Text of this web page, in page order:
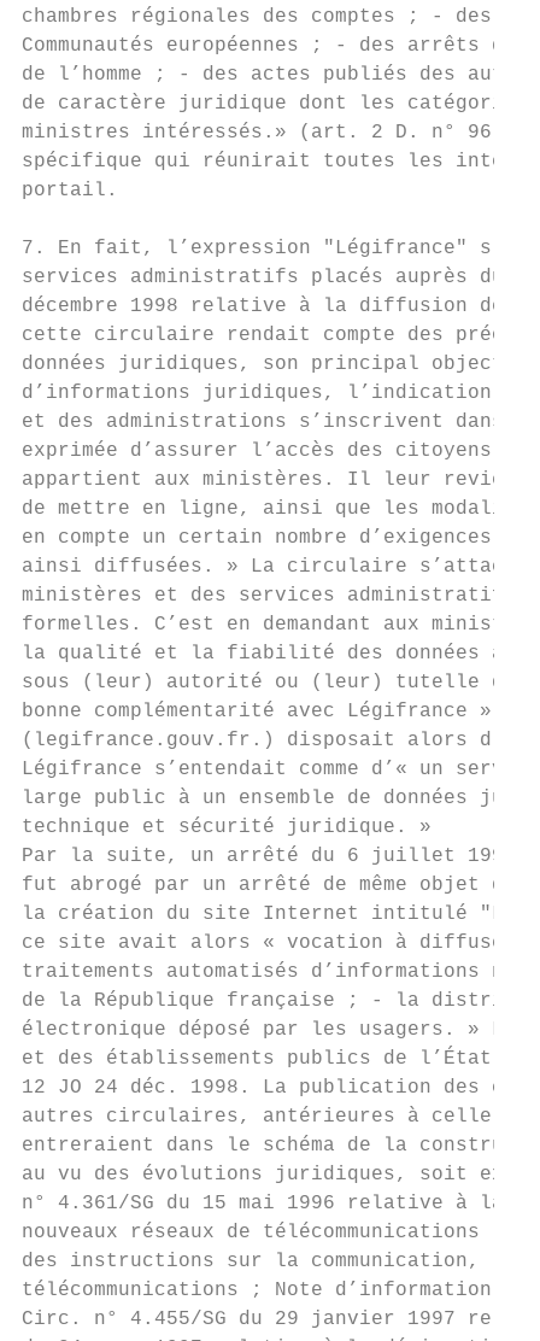
chambres régionales des comptes ; - des
Communautés européennes ; - des arrêts
de l’homme ; - des actes publiés des
de caractère juridique dont les
ministres intéressés.» (art. 2 D. n° 96-
spécifique qui réunirait toutes les
portail.
7. En fait, l’expression "Légifrance"
services administratifs placés auprès du
décembre 1998 relative à la diffusion de
cette circulaire rendait compte des
données juridiques, son principal
d’informations juridiques, l’indication et
et des administrations s’inscrivent dans
exprimée d’assurer l’accès des citoyens
appartient aux ministères. Il leur revient
de mettre en ligne, ainsi que les
en compte un certain nombre
ainsi diffusées. » La circulaire
ministères et des services administratifs
formelles. C’est en demandant aux
la qualité et la fiabilité des données
sous (leur) autorité ou (leur) tutelle qui
bonne complémentarité avec Légifrance »
(legifrance.gouv.fr.) disposait alors
Légifrance s’entendait comme d’« un
large public à un ensemble de données
technique et sécurité juridique. »
Par la suite, un arrêté du 6 juillet 1999
fut abrogé par un arrêté de même objet
la création du site Internet intitulé
ce site avait alors « vocation à diffuser
traitements automatisés d’informations
de la République française ; - la
électronique déposé par les usagers. »
et des établissements publics de l’État en
12 JO 24 déc. 1998. La publication des
autres circulaires, antérieures à celle du
entreraient dans le schéma de la
au vu des évolutions juridiques, soit
n° 4.361/SG du 15 mai 1996 relative à la
nouveaux réseaux de télécommunications
des instructions sur la communication,
télécommunications ; Note d’information
Circ. n° 4.455/SG du 29 janvier 1997